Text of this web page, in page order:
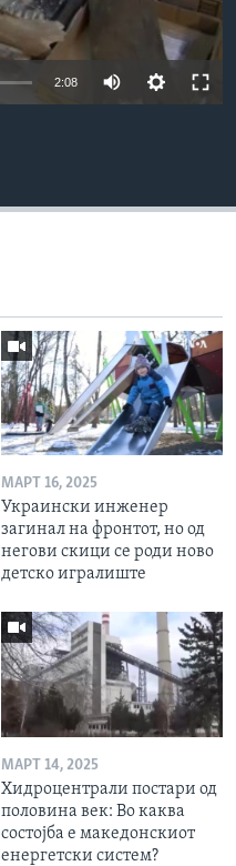
2:08
МАРТ 16, 2025
Украински инженер
загинал на фронтот, но од
негови скици се роди ново
детско игралиште
МАРТ 14, 2025
Хидроцентрали постари од
половина век: Во каква
состојба е македонскиот
енергетски систем?